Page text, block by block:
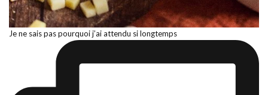
Je ne sais pas pourquoi j’ai attendu si longtemps